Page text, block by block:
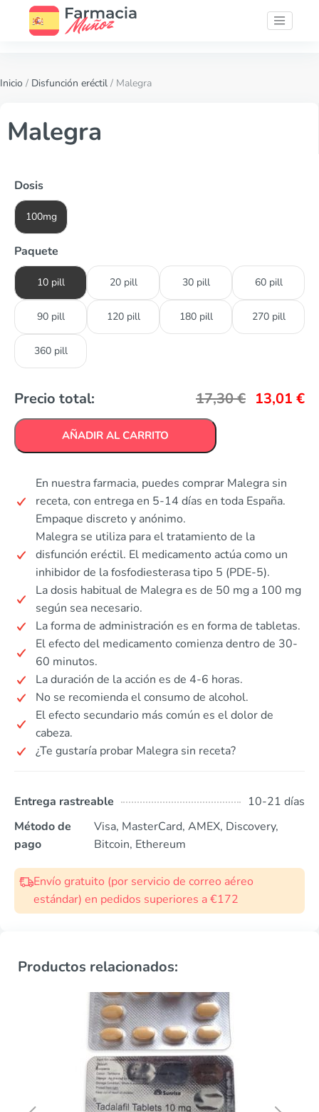
Inicio / Disfunción eréctil / Malegra
Malegra
Dosis
100mg
Paquete
10 pill 20 pill 30 pill 60 pill
90 pill 120 pill 180 pill 270 pill
360 pill
Precio total: 17,30€ 13,01 €
AÑADIR AL CARRITO
En nuestra farmacia, puedes comprar Malegra sin
receta, con entrega en 5-14 días en toda España.
Empaque discreto y anónimo.
Malegra se utiliza para el tratamiento de la
disfunción eréctil. El medicamento actúa como un
inhibidor de la fosfodiesterasa tipo 5 (PDE-5).
La dosis habitual de Malegra es de 50 mg a 100 mg
según sea necesario.
La forma de administración es en forma de tabletas.
El efecto del medicamento comienza dentro de 30-
60 minutos.
La duración de la acción es de 4-6 horas.
No se recomienda el consumo de alcohol.
El efecto secundario más común es el dolor de
cabeza.
¿Te gustaría probar Malegra sin receta?
Entrega rastreable
10-21 días
Método de
pago
Visa, MasterCard, AMEX, Discovery,
Bitcoin, Ethereum
Envío gratuito (por servicio de correo aéreo
estándar) en pedidos superiores a €172
Productos relacionados: